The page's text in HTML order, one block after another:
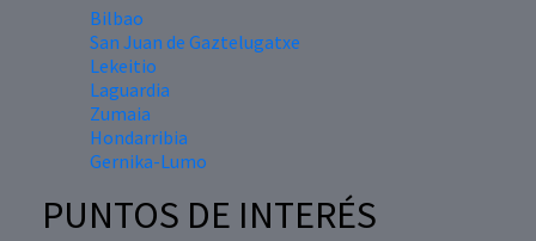
Bilbao
San Juan de Gaztelugatxe
Lekeitio
Laguardia
Zumaia
Hondarribia
Gernika-Lumo
PUNTOS DE INTERÉS